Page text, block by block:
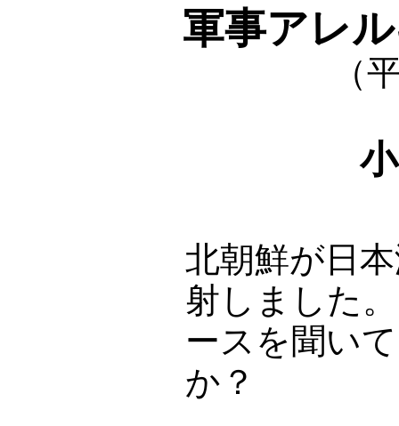
軍事アレ
（
北朝鮮が日
射しました
ースを聞い
か？